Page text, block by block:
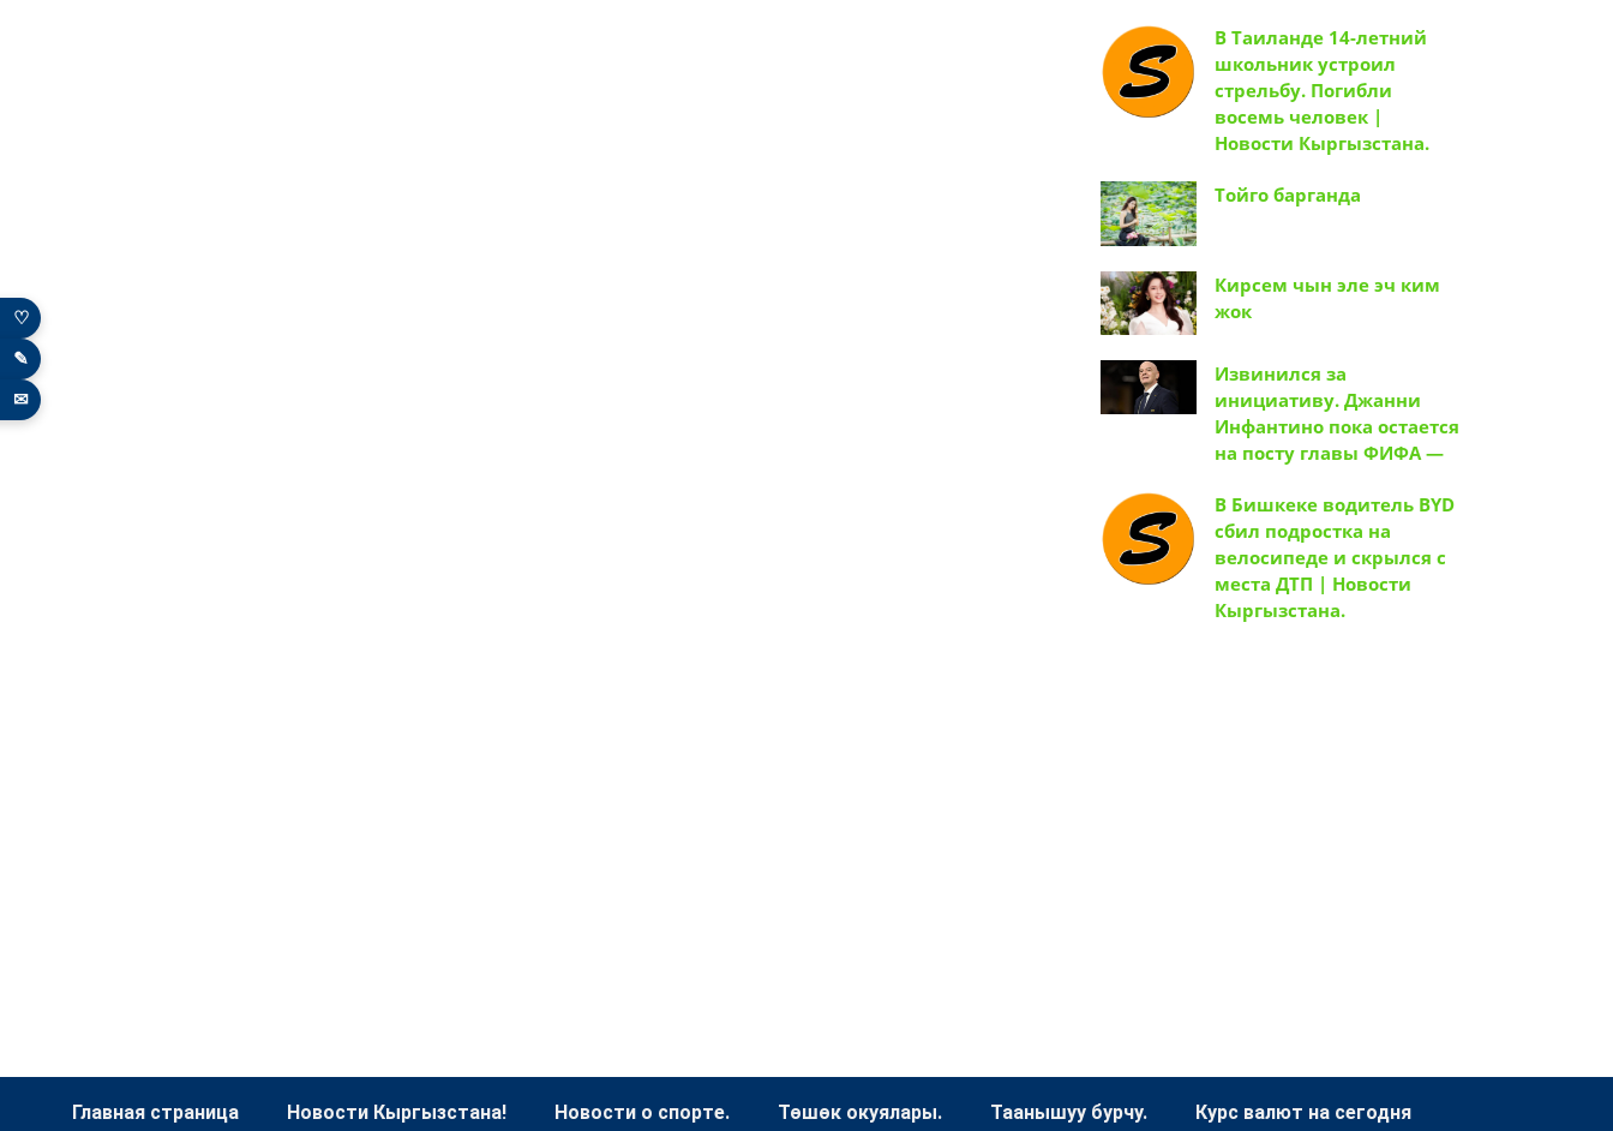
В Таиланде 14-летний
школьник устроил
стрельбу. Погибли
восемь человек |
Новости Кыргызстана.
Тойго барганда
Кирсем чын эле эч ким
жок
Извинился за
инициативу. Джанни
Инфантино пока остается
на посту главы ФИФА —
В Бишкеке водитель BYD
сбил подростка на
велосипеде и скрылся с
места ДТП | Новости
Кыргызстана.
Главная страница Новости Кыргызстана! Новости о спорте. Төшөк окуялары. Таанышуу бурчу. Курс валют на сегодня
♡
✎
✉